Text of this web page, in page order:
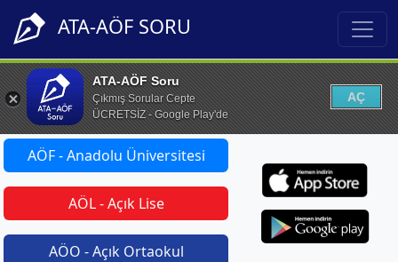
ATA-AÖF SORU
ATA-AÖF Soru
Çıkmış Sorular Cepte
ÜCRETSİZ - Google Play'de
AÇ
AÖF - Anadolu Üniversitesi
AÖL - Açık Lise
AÖO - Açık Ortaokul